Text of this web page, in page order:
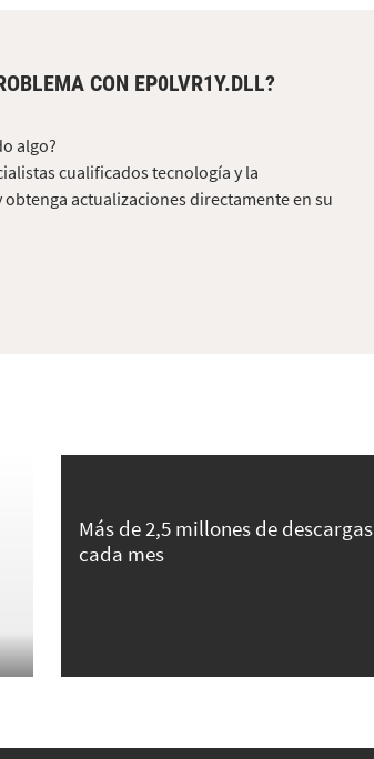
CON EP0LVR1Y.DLL?
algo?
cualificados tecnología y la
actualizaciones directamente en su
Más de 2,5 millones de descargas
cada mes